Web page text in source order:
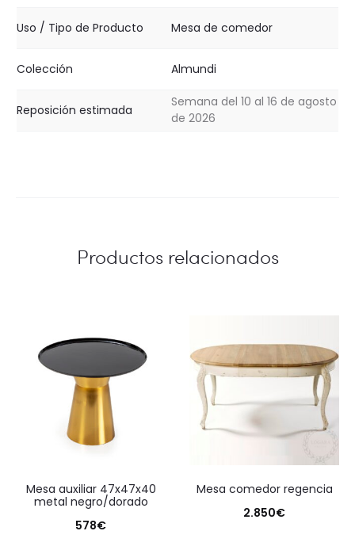
Uso / Tipo de Producto Mesa de comedor
Colección Almundi
Reposición estimada
Semana del 10 al 16 de agosto
de 2026
Productos relacionados
mesa auxiliar 47x47x40
metal negro/dorado
578€
mesa comedor regencia
2.850€